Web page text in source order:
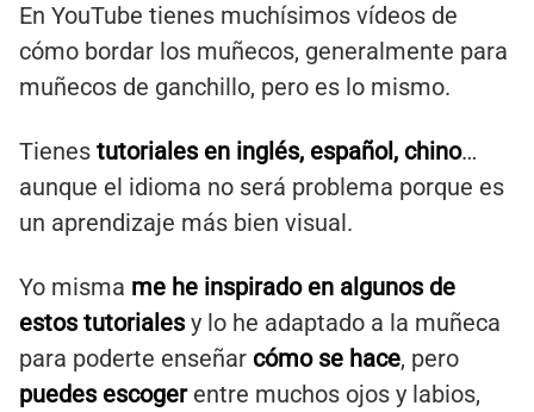
En YouTube tienes muchísimos vídeos de
cómo bordar los muñecos, generalmente para
muñecos de ganchillo, pero es lo mismo.
Tienes tutoriales en inglés, español, chino…
aunque el idioma no será problema porque es
un aprendizaje más bien visual.
Yo misma me he inspirado en algunos de
estos tutorialesy lo he adaptado a la muñeca
para poderte enseñar cómo se hace, pero
puedes escoger entre muchos ojos y labios,